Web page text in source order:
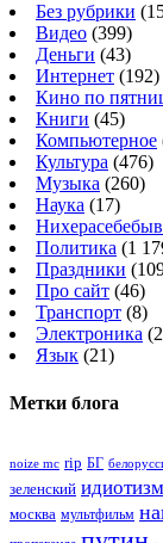
Без рубрики
Видео (399)
Деньги (43)
Интернет (192)
Кино по
Книги (45)
Компьютерное
Культура (476)
Музыка (260)
Наука (17)
Политика (1
Праздники
Про сайт (46)
Транспорт (8)
Электроника
Язык (21)
Метки блога
noize mc rip БГ
зеленский идиотизм
москва мультфильм